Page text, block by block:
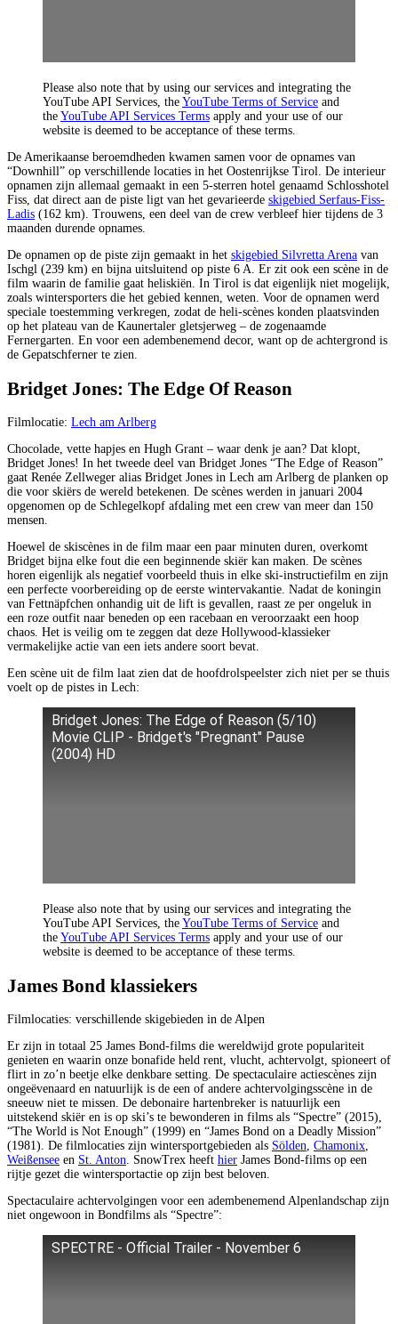
Please also note that by using our services and integrating the
YouTube API Services, the YouTube Terms of Service and
the YouTube API Services Terms apply and your use of our
website is deemed to be acceptance of these terms.
De Amerikaanse beroemdheden kwamen samen voor de opnames van
“Downhill” op verschillende locaties in het Oostenrijkse Tirol. De interieur
opnamen zijn allemaal gemaakt in een 5-sterren hotel genaamd Schlosshotel
Fiss, dat direct aan de piste ligt van het gevarieerde skigebied Serfaus-Fiss-
Ladis (162 km). Trouwens, een deel van de crew verbleef hier tijdens de 3
maanden durende opnames.
De opnamen op de piste zijn gemaakt in het skigebied Silvretta Arena van
Ischgl (239 km) en bijna uitsluitend op piste 6 A. Er zit ook een scène in de
film waarin de familie gaat heliskiën. In Tirol is dat eigenlijk niet mogelijk,
zoals wintersporters die het gebied kennen, weten. Voor de opnamen werd
speciale toestemming verkregen, zodat de heli-scènes konden plaatsvinden
op het plateau van de Kaunertaler gletsjerweg – de zogenaamde
Fernergarten. En voor een adembenemend decor, want op de achtergrond is
de Gepatschferner te zien.
Bridget Jones: The Edge Of Reason
Filmlocatie: Lech am Arlberg
Chocolade, vette hapjes en Hugh Grant – waar denk je aan? Dat klopt,
Bridget Jones! In het tweede deel van Bridget Jones “The Edge of Reason”
gaat Renée Zellweger alias Bridget Jones in Lech am Arlberg de planken op
die voor skiërs de wereld betekenen. De scènes werden in januari 2004
opgenomen op de Schlegelkopf afdaling met een crew van meer dan 150
mensen.
Hoewel de skiscènes in de film maar een paar minuten duren, overkomt
Bridget bijna elke fout die een beginnende skiër kan maken. De scènes
horen eigenlijk als negatief voorbeeld thuis in elke ski-instructiefilm en zijn
een perfecte voorbereiding op de eerste wintervakantie. Nadat de koningin
van Fettnäpfchen onhandig uit de lift is gevallen, raast ze per ongeluk in
een roze outfit naar beneden op een racebaan en veroorzaakt een hoop
chaos. Het is veilig om te zeggen dat deze Hollywood-klassieker
vermakelijke actie van een iets andere soort bevat.
Een scène uit de film laat zien dat de hoofdrolspeelster zich niet per se thuis
voelt op de pistes in Lech:
Bridget Jones: The Edge of Reason (5/10)
Movie CLIP - Bridget's "Pregnant" Pause
(2004) HD
Please also note that by using our services and integrating the
YouTube API Services, the YouTube Terms of Service and
the YouTube API Services Terms apply and your use of our
website is deemed to be acceptance of these terms.
James Bond klassiekers
Filmlocaties: verschillende skigebieden in de Alpen
Er zijn in totaal 25 James Bond-films die wereldwijd grote populariteit
genieten en waarin onze bonafide held rent, vlucht, achtervolgt, spioneert of
flirt in zo’n beetje elke denkbare setting. De spectaculaire actiescènes zijn
ongeëvenaard en natuurlijk is de een of andere achtervolgingsscène in de
sneeuw niet te missen. De debonaire hartenbreker is natuurlijk een
uitstekend skiër en is op ski’s te bewonderen in films als “Spectre” (2015),
“The World is Not Enough” (1999) en “James Bond on a Deadly Mission”
(1981). De filmlocaties zijn wintersportgebieden als Sölden, Chamonix,
Weißensee en St. Anton. SnowTrex heeft hier James Bond-films op een
rijtje gezet die wintersportactie op zijn best beloven.
Spectaculaire achtervolgingen voor een adembenemend Alpenlandschap zijn
niet ongewoon in Bondfilms als “Spectre”:
SPECTRE - Official Trailer - November 6